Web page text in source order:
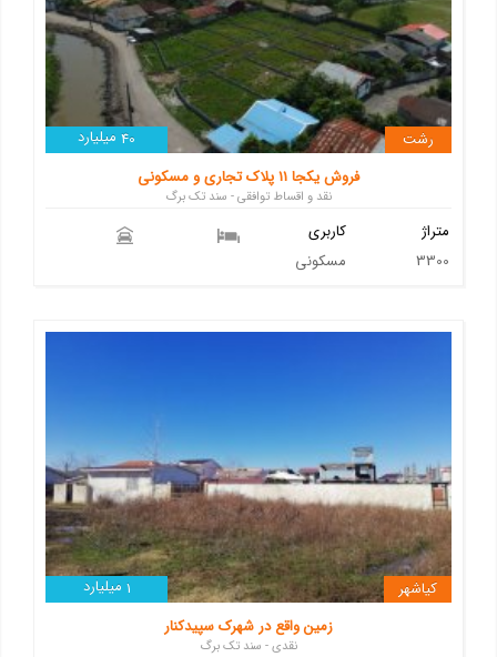
40 میلیارد
رشت
فروش یکجا 11 پلاک تجاری و مسکونی
نقد و اقساط توافقی - سند تک برگ
کاربری
مسکونی
متراژ
3300
1 میلیارد
کیاشهر
زمین واقع در شهرک سپیدکنار
نقدی - سند تک برگ